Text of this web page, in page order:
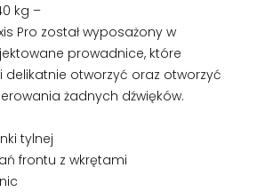
kg –
Pro został wyposażony w
prowadnice, które
delikatnie otworzyć oraz otworzyć
żadnych dźwięków.
tylnej
frontu z wkrętami